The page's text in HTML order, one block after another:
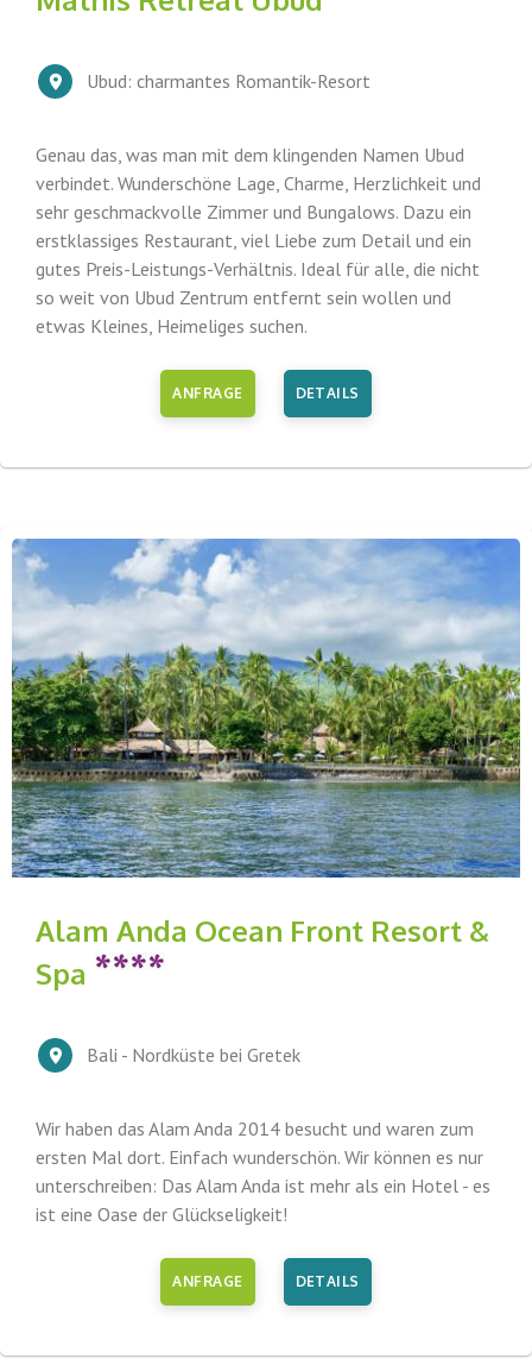
Ubud: charmantes Romantik-Resort
Genau das, was man mit dem klingenden Namen Ubud
verbindet. Wunderschöne Lage, Charme, Herzlichkeit und
sehr geschmackvolle Zimmer und Bungalows. Dazu ein
erstklassiges Restaurant, viel Liebe zum Detail und ein
gutes Preis-Leistungs-Verhältnis. Ideal für alle, die nicht
so weit von Ubud Zentrum entfernt sein wollen und
etwas Kleines, Heimeliges suchen.
ANFRAGE DETAILS
Alam Anda Ocean Front Resort &
Spa
Bali - Nordküste bei Gretek
Wir haben das Alam Anda 2014 besucht und waren zum
ersten Mal dort. Einfach wunderschön. Wir können es nur
unterschreiben: Das Alam Anda ist mehr als ein Hotel - es
ist eine Oase der Glückseligkeit!
ANFRAGE DETAILS